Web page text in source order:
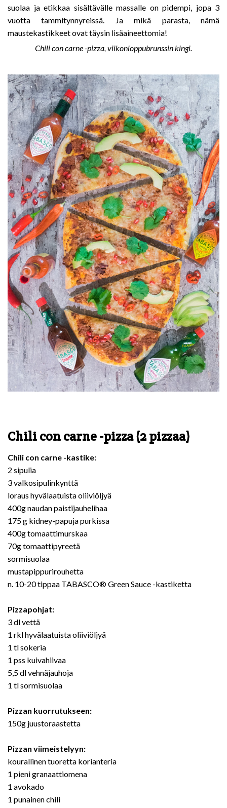
suolaa ja etikkaa sisältävälle massalle on pidempi, jopa 3
vuotta tammitynnyreissä. Ja mikä parasta, nämä
maustekastikkeet ovat täysin lisäaineettomia!
Chili con carne -pizza, viikonloppubrunssin kingi.
Chili con carne -pizza (2 pizzaa)
Chili con carne -kastike:
2 sipulia
3 valkosipulinkynttä
loraus hyvälaatuista oliiviöljyä
400g naudan paistijauhelihaa
175 g kidney-papuja purkissa
400g tomaattimurskaa
70g tomaattipyreetä
sormisuolaa
mustapippurirouhetta
n. 10-20 tippaa TABASCO® Green Sauce -kastiketta
Pizzapohjat:
3 dl vettä
1 rkl hyvälaatuista oliiviöljyä
1 tl sokeria
1 pss kuivahiivaa
5,5 dl vehnäjauhoja
1 tl sormisuolaa
Pizzan kuorrutukseen:
150g juustoraastetta
Pizzan viimeistelyyn:
kourallinen tuoretta korianteria
1 pieni granaattiomena
1 avokado
1 punainen chili